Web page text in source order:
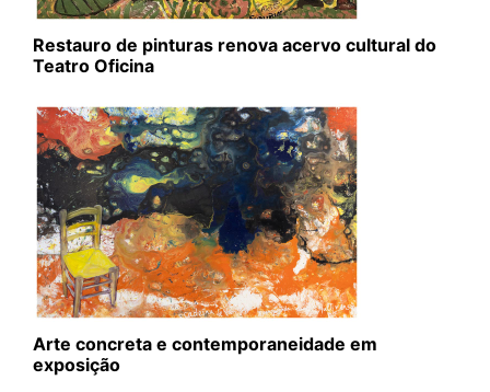
Restauro de pinturas renova acervo cultural do
Teatro Oficina
Arte concreta e contemporaneidade em
exposição